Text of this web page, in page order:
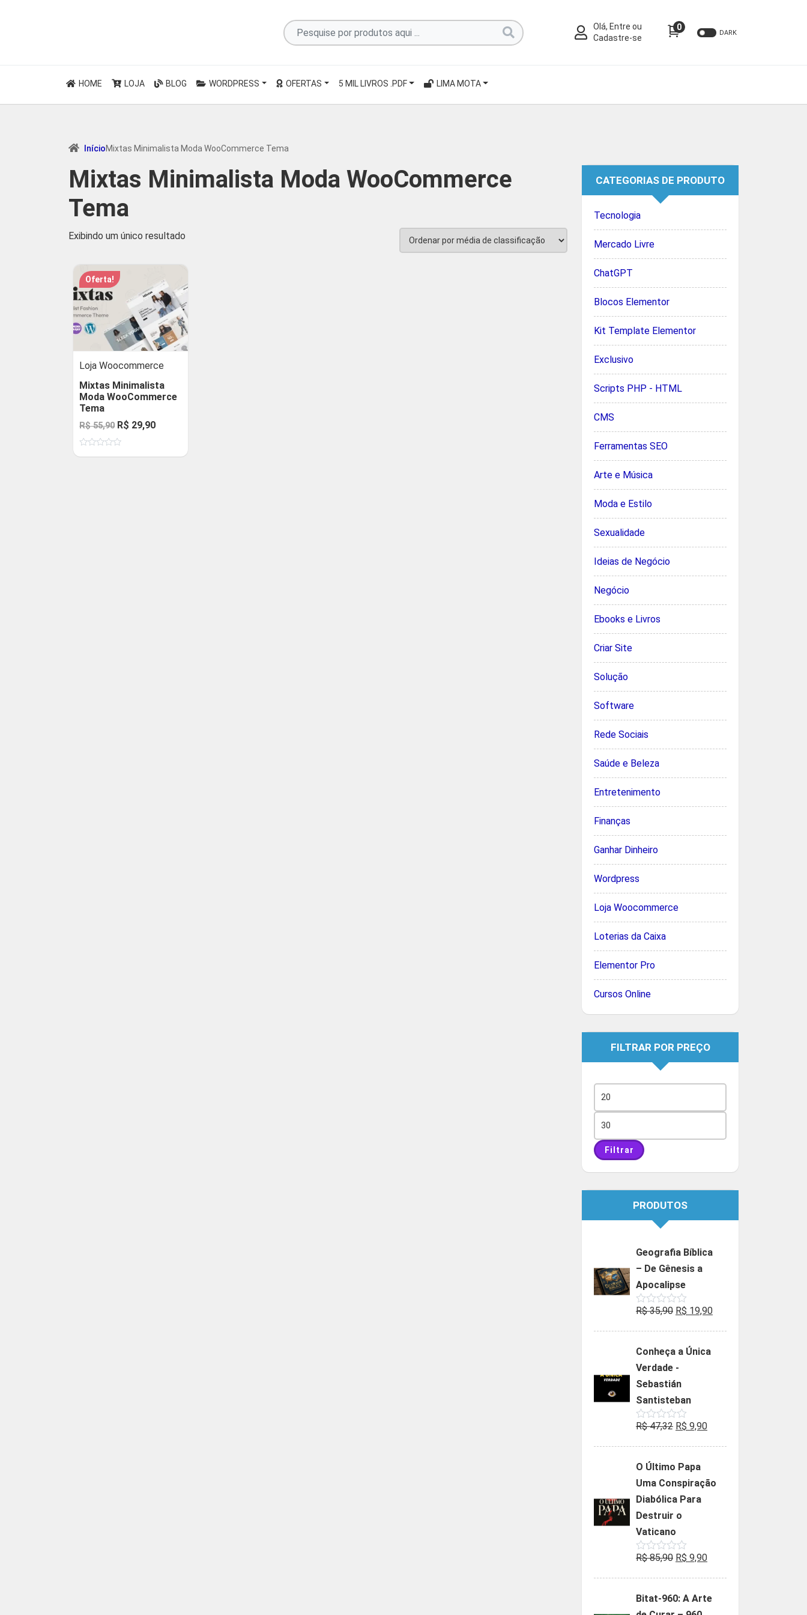
Pesquise
por
Olá, Entre ou
Cadastre-se
0
DARK
HOME LOJA BLOG WORDPRESS OFERTAS 5 MIL LIVROS .PDF LIMA MOTA
InícioMixtas Minimalista Moda WooCommerce Tema
Mixtas Minimalista Moda WooCommerce
Tema
Exibindo um único resultado
Oferta!
Loja Woocommerce
Mixtas Minimalista
Moda WooCommerce
Tema
R$55,90 O
preço
original
R$ 29,90O
atual
CATEGORIAS DE PRODUTO
Tecnologia
Mercado Livre
ChatGPT
Blocos Elementor
Kit Template Elementor
Exclusivo
Scripts PHP - HTML
CMS
Ferramentas SEO
Arte e Música
Moda e Estilo
Sexualidade
Ideias de Negócio
Negócio
Ebooks e Livros
Criar Site
Solução
Software
Rede Sociais
Saúde e Beleza
Entretenimento
Finanças
Ganhar Dinheiro
Wordpress
Loja Woocommerce
Loterias da Caixa
Elementor Pro
Cursos Online
FILTRAR POR PREÇO
mínimo
máximo
Filtrar
PRODUTOS
Geografia Bíblica
– De Gênesis a
Apocalipse
Avaliação
de
R$35,90 O
era:
R$ 19,90O
Conheça a Única
Verdade -
Sebastián
Santisteban
Avaliação
de
R$47,32 O
era:
R$ 47,32.
R$ 9,90O
R$ 9,90.
O Último Papa
Uma Conspiração
Diabólica Para
Destruir o
Vaticano
Avaliação
de
R$85,90 O
era:
R$ 9,90O
é:
Bitat-960: A Arte